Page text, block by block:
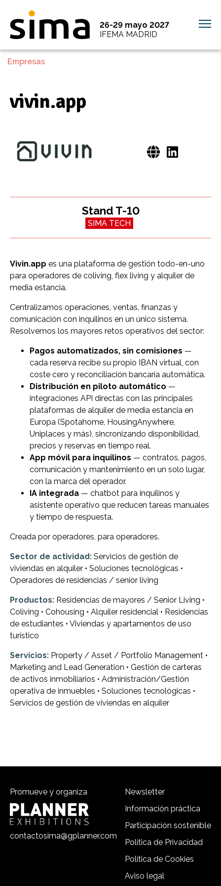
26-29 mayo 2027
IFEMA MADRID
Empresas
vivin.app
Vivin.app es una plataforma de gestión todo-en-uno
para operadores de coliving, flex living y alquiler de
media estancia.
Centralizamos operaciones, ventas, finanzas y
comunicación con inquilinos en un único sistema.
Resolvemos los mayores retos operativos del sector:
Pagos automatizados, sin comisiones —
cada reserva recibe su propio IBAN virtual, con
coste cero y reconciliación bancaria automática.
Distribución en piloto automático —
integraciones API directas con las principales
plataformas de alquiler de media estancia en
Europa (Spotahome, HousingAnywhere,
Uniplaces y más), sincronizando disponibilidad,
precios y reservas en tiempo real.
App móvil para inquilinos — contratos, pagos,
comunicación y mantenimiento en un solo lugar,
con la marca del operador.
IA integrada — chatbot para inquilinos y
asistente operativo que reducen tareas manuales
y tiempo de respuesta.
Creada por operadores, para operadores.
Sector de actividad: Servicios de gestión de
viviendas en alquiler • Soluciones tecnológicas •
Operadores de residencias / senior living
Productos: Residencias de mayores / Senior Living •
Coliving • Cohousing • Alquiler residencial • Residencias
de estudiantes • Viviendas y apartamentos de uso
turístico
Servicios: Property / Asset / Portfolio Management •
Marketing and Lead Generation • Gestión de carteras
de activos inmobiliarios • Administración/Gestión
operativa de inmuebles • Soluciones tecnológicas •
Servicios de gestión de viviendas en alquiler
Stand T-10
SIMA TECH
Promueve y organiza
contactosima@gplanner.com
Newsletter
Información práctica
Participación sostenible
Política de Privacidad
Política de Cookies
Aviso legal